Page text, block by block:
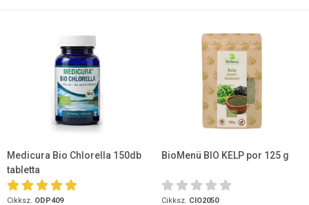
Medicura Bio Chlorella 150db
tabletta
Cikksz. ODP409
BioMenü BIO KELP por 125 g
Cikksz. CIO2050